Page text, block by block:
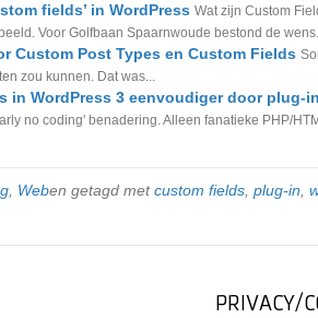
fields’ in WordPress Wat zijn Custom
Voor Golfbaan Spaarnwoude bestond de
Custom Post Types en Custom Fields
zou kunnen. Dat was...
in WordPress 3 eenvoudiger door plug-in
no coding' benadering. Alleen fanatieke PHP/
Weben getagd metcustom fields plug-in
PRIVACY/